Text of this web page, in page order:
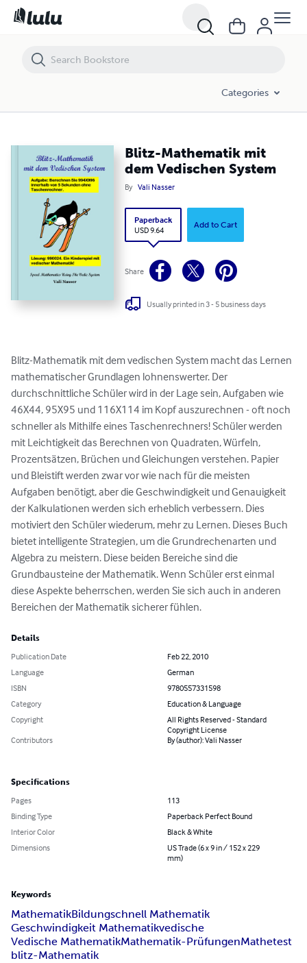
Categories
Blitz-Mathematik mit
dem Vedischen System
By Vali Nasser
Paperback
USD 9.64
Add to Cart
Share
Usually printed in 3 - 5 business days
Blitz-Mathematik mit dem vedischen System macht das Lernen
mathematischer Grundlagen lohnenswerter. Der
durchschnittliche Schüler wird in der Lage sein, Aufgaben wie
46X44, 95X95 und 116X114 im Kopf auszurechnen - oft noch
schneller als Mithilfe eines Taschenrechners! Schüler werden
mit Leichtigkeit das Berechnen von Quadraten, Würfeln,
Prozentsätzen, Brüchen und Gleichungen verstehen. Papier
und Bleistift werden zwar vor wie nach für die meisten
Aufgaben benötigt, aber die Geschwindigkeit und Genauigkeit
der Kalkulationen werden sich erheblich verbessern. Dies
motiviert den Schüler wiederum, mehr zu Lernen. Dieses Buch
bietet intelligente Strategien, um die Grundrechenarten und
Algebra zu meistern. Diese beiden Bereiche sind die
Grundbausteine der Mathematik. Wenn Schüler erst einmal
diese Aspekte beherrschen, werden Sie sich auch in anderen
Bereichen der Mathematik sicherer fühlen.
Details
Publication Date
Feb 22, 2010
Language
German
ISBN
9780557331598
Category
Education & Language
Copyright
All Rights Reserved - Standard
Copyright License
Contributors
By (author): Vali Nasser
Specifications
Pages
113
Binding Type
Paperback Perfect Bound
Interior Color
Black & White
Dimensions
US Trade (6 x 9 in / 152 x 229
mm)
Keywords
MathematikBildungschnell Mathematik
Geschwindigkeit Mathematikvedische
Vedische MathematikMathematik-PrüfungenMathetest
blitz-Mathematik
Blitz-Mathematik mit dem Vedischen System